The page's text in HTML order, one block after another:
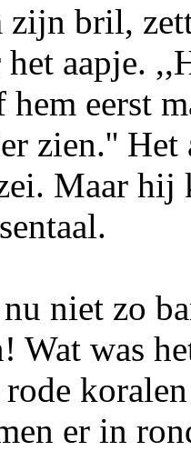
zijn bril,
het aapje.
hem eerst
zien.'' Het
Maar hij
niet zo
Wat was
er in